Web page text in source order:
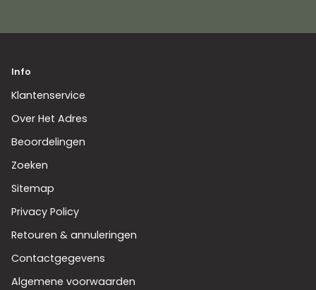
Info
Klantenservice
Over Het Adres
Beoordelingen
Zoeken
Sitemap
Privacy Policy
Retouren & annuleringen
Contactgegevens
Algemene voorwaarden